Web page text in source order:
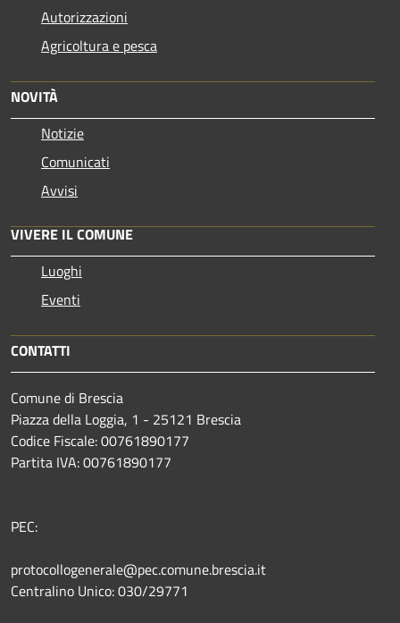
Autorizzazioni
Agricoltura e pesca
NOVITÀ
Notizie
Comunicati
Avvisi
VIVERE IL COMUNE
Luoghi
Eventi
CONTATTI
Comune di Brescia
Piazza della Loggia, 1 - 25121 Brescia
Codice Fiscale: 00761890177
Partita IVA: 00761890177
PEC:
protocollogenerale@pec.comune.brescia.it
Centralino Unico: 030/29771